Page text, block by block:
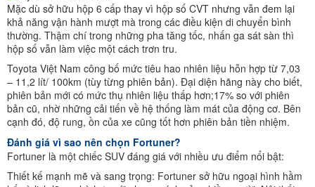
Mặc dù sở hữu hộp 6 cấp thay vì hộp số CVT nhưng vẫn đem lại
khả năng vận hành mượt mà trong các điều kiện di chuyển bình
thường. Thậm chí trong những pha tăng tốc, nhấn ga sát sàn thì
hộp số vẫn làm việc một cách trơn tru.
Toyota Việt Nam công bố mức tiêu hao nhiên liệu hỗn hợp từ 7,03
– 11,2 lít/ 100km (tùy từng phiên bản). Đại diện hãng này cho biết,
phiên bản mới có mức thụ nhiên liệu thấp hơn;17% so với phiên
bản cũ, nhờ những cải tiến về hệ thống làm mát của động cơ. Bên
cạnh đó, độ rung, ồn của xe cũng tốt hơn phiên bản tiền nhiệm.
Đánh giá vì sao nên chọn Fortuner?
Fortuner là một chiếc SUV đáng giá với nhiều ưu điểm nổi bật:
Thiết kế mạnh mẽ và sang trọng: Fortuner sở hữu ngoại hình hầm